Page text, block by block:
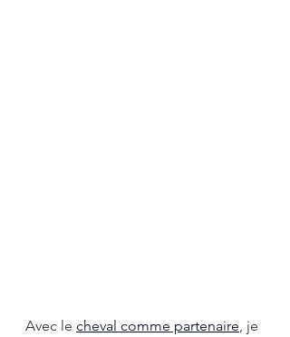
Avec le cheval comme partenaire, je